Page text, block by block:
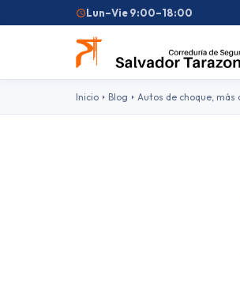
Lun–Vie 9:00–18:00
Inicio Blog Autos de choque, más